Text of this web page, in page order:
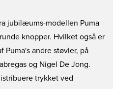
jubilæums-modellen Puma
knopper. Hvilket også er
Puma's andre støvler, på
og Nigel De Jong.
trykket ved